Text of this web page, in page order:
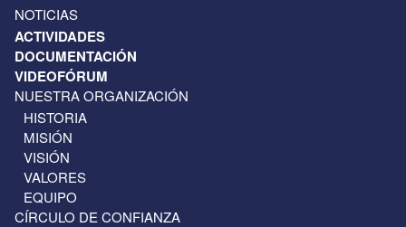
NOTICIAS
ACTIVIDADES
DOCUMENTACIÓN
VIDEOFÓRUM
NUESTRA ORGANIZACIÓN
HISTORIA
MISIÓN
VISIÓN
VALORES
EQUIPO
CÍRCULO DE CONFIANZA